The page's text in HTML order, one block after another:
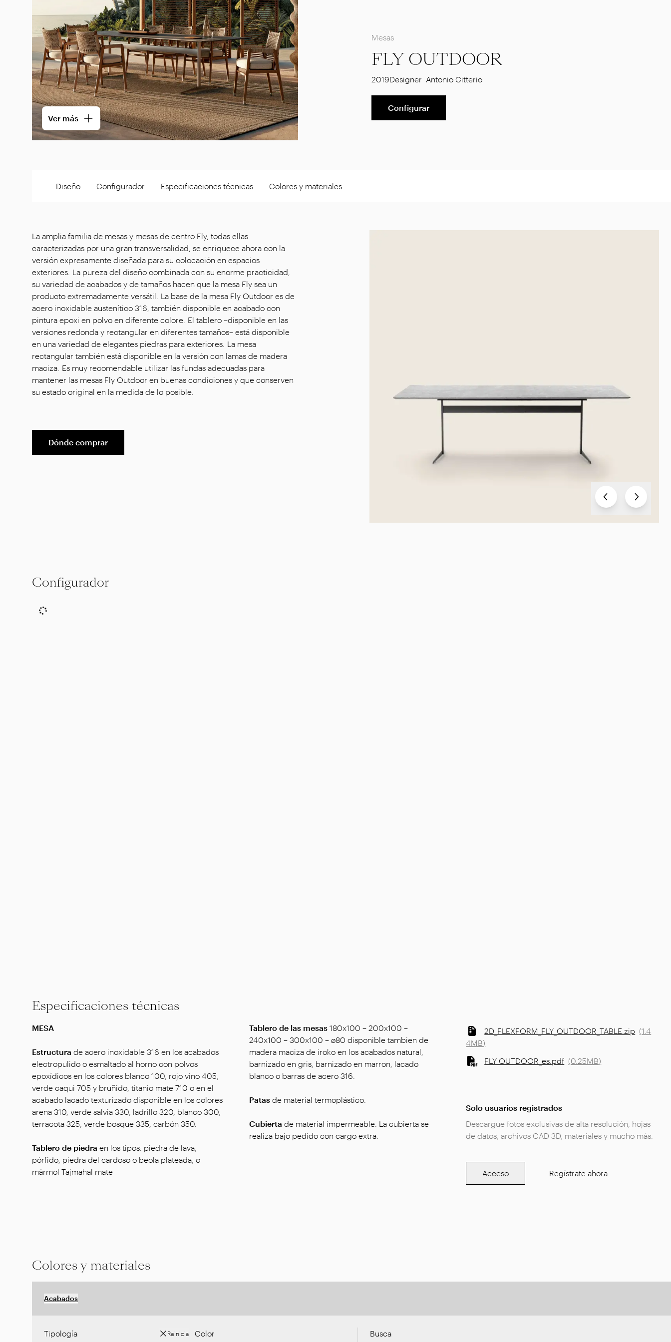
Ver más
Mesas
FLY OUTDOOR
2019Designer Antonio Citterio
Configurar
Diseño Configurador Especificaciones técnicas Colores y materiales
La amplia familia de mesas y mesas de centro Fly, todas ellas
caracterizadas por una gran transversalidad, se enriquece ahora con la
versión expresamente diseñada para su colocación en espacios
exteriores. La pureza del diseño combinada con su enorme practicidad,
su variedad de acabados y de tamaños hacen que la mesa Fly sea un
producto extremadamente versátil. La base de la mesa Fly Outdoor es de
acero inoxidable austenítico 316, también disponible en acabado con
pintura epoxi en polvo en diferente colore. El tablero –disponible en las
versiones redonda y rectangular en diferentes tamaños– está disponible
en una variedad de elegantes piedras para exteriores. La mesa
rectangular también está disponible en la versión con lamas de madera
maciza. Es muy recomendable utilizar las fundas adecuadas para
mantener las mesas Fly Outdoor en buenas condiciones y que conserven
su estado original en la medida de lo posible.
Dónde comprar
Test Test
Configurador
Especificaciones técnicas
MESA
Estructura de acero inoxidable 316 en los acabados
electropulido o esmaltado al horno con polvos
epoxídicos en los colores blanco 100, rojo vino 405,
verde caqui 705 y bruñido, titanio mate 710 o en el
acabado lacado texturizado disponible en los colores
arena 310, verde salvia 330, ladrillo 320, blanco 300,
terracota 325, verde bosque 335, carbón 350.
Tablero de piedra en los tipos: piedra de lava,
pórfido, piedra del cardoso o beola plateada, o
màrmol Tajmahal mate
Tablero de las mesas180x100 – 200x100 –
240x100 – 300x100 – ø80 disponible tambien de
madera maciza de iroko en los acabados natural,
barnizado en gris, barnizado en marron, lacado
blanco o barras de acero 316.
Patasde material termoplástico.
Cubierta de material impermeable. La cubierta se
realiza bajo pedido con cargo extra.
2D_FLEXFORM_FLY_OUTDOOR_TABLE.zip (1.4
4MB)
FLY OUTDOOR_es.pdf (0.25MB)
Solo usuarios registrados
Descargue fotos exclusivas de alta resolución, hojas
de datos, archivos CAD 3D, materiales y mucho más.
Acceso Regístrate ahora
Colores y materiales
Acabados
Tipología Reinicia Color Busca